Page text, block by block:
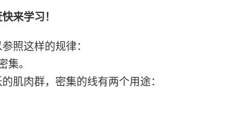
来学习！
照这样的规律：
集。
肌肉群，密集的线有两个用途：